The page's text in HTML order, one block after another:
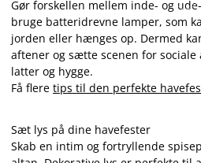
Gør forskellen mellem inde- og
bruge batteridrevne lamper, som
jorden eller hænges op. Dermed
aftener og sætte scenen for
latter og hygge.
Få flere tips til den perfekte
Sæt lys på dine havefester
Skab en intim og fortryllende